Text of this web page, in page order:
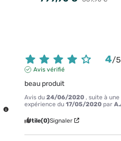
4/5
Avis vérifié
beau produit
Avis du24/06/2020 , suite à une
expérience du17/05/2020 par
Utile(0)Signaler